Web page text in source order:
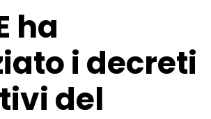
ha
i decreti
del